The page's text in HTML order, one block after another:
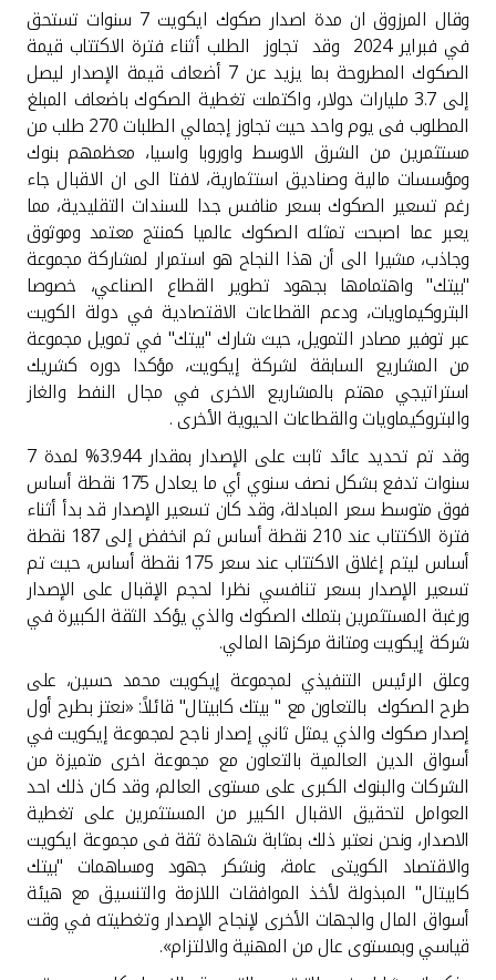
وقال المرزوق ان مدة اصدار صكوك ايكويت 7 سنوات تستحق
في فبراير 2024 وقد تجاوز الطلب أثناء فترة الاكتتاب قيمة
الصكوك المطروحة بما يزيد عن 7 أضعاف قيمة الإصدار ليصل
إلى 3.7 مليارات دولار، واكتملت تغطية الصكوك باضعاف المبلغ
المطلوب فى يوم واحد حيث تجاوز إجمالي الطلبات 270 طلب من
مستثمرين من الشرق الاوسط واوروبا واسيا، معظمهم بنوك
ومؤسسات مالية وصناديق استثمارية، لافتا الى ان الاقبال جاء
رغم تسعير الصكوك بسعر منافس جدا للسندات التقليدية، مما
يعبر عما اصبحت تمثله الصكوك عالميا كمنتج معتمد وموثوق
وجاذب، مشيرا الى أن هذا النجاح هو استمرار لمشاركة مجموعة
"بيتك" واهتمامها بجهود تطوير القطاع الصناعي، خصوصا
البتروكيماويات، ودعم القطاعات الاقتصادية في دولة الكويت
عبر توفير مصادر التمويل، حيث شارك "بيتك" في تمويل مجموعة
من المشاريع السابقة لشركة إيكويت، مؤكدا دوره كشريك
استراتيجي مهتم بالمشاريع الاخرى في مجال النفط والغاز
والبتروكيماويات والقطاعات الحيوية الأخرى .
وقد تم تحديد عائد ثابت على الإصدار بمقدار 3.944% لمدة 7
سنوات تدفع بشكل نصف سنوي أي ما يعادل 175 نقطة أساس
فوق متوسط سعر المبادلة، وقد كان تسعير الإصدار قد بدأ أثناء
فترة الاكتتاب عند 210 نقطة أساس ثم انخفض إلى 187 نقطة
أساس ليتم إغلاق الاكتتاب عند سعر 175 نقطة أساس، حيث تم
تسعير الإصدار بسعر تنافسي نظرا لحجم الإقبال على الإصدار
ورغبة المستثمرين بتملك الصكوك والذي يؤكد الثقة الكبيرة في
شركة إيكويت ومتانة مركزها المالي.
وعلق الرئيس التنفيذي لمجموعة إيكويت محمد حسين، على
طرح الصكوك بالتعاون مع " بيتك كابيتال" قائلاً: «نعتز بطرح أول
إصدار صكوك والذي يمثل ثاني إصدار ناجح لمجموعة إيكويت في
أسواق الدين العالمية بالتعاون مع مجموعة اخرى متميزة من
الشركات والبنوك الكبرى على مستوى العالم، وقد كان ذلك احد
العوامل لتحقيق الاقبال الكبير من المستثمرين على تغطية
الاصدار، ونحن نعتبر ذلك بمثابة شهادة ثقة فى مجموعة ايكويت
والاقتصاد الكويتى عامة، ونشكر جهود ومساهمات "بيتك
كابيتال" المبذولة لأخذ الموافقات اللازمة والتنسيق مع هيئة
أسواق المال والجهات الأخرى لإنجاح الإصدار وتغطيته في وقت
قياسي وبمستوى عال من المهنية والالتزام».